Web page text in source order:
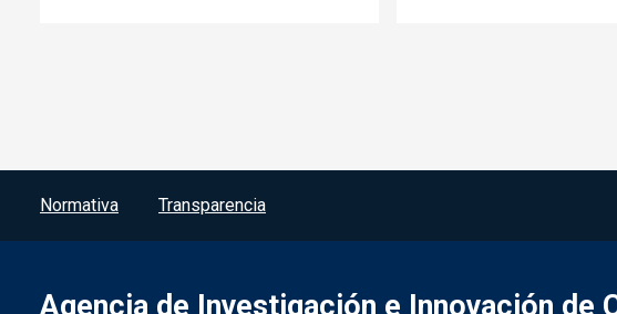
Menú del pie
Normativa Transparencia
Agencia de Investigación e Innovación de